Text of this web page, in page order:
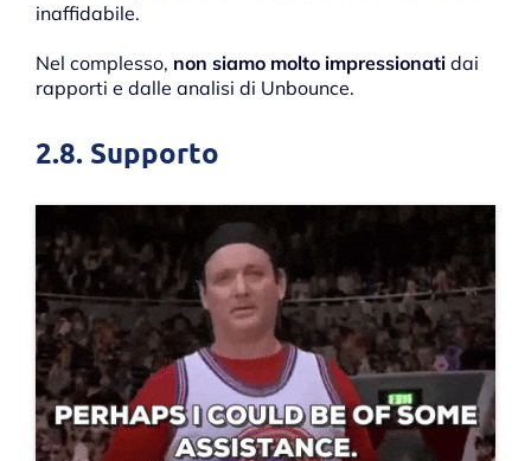
inaffidabile.
Nel complesso, non siamo molto impressionati dai
rapporti e dalle analisi di Unbounce.
2.8. Supporto